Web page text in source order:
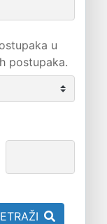
u
postupaka.